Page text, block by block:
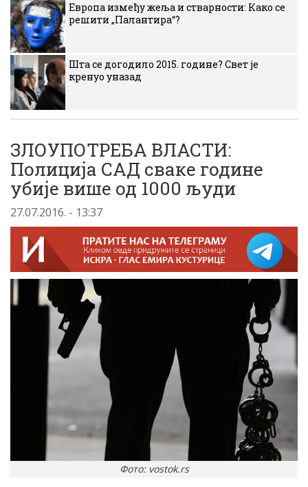
Европа између жеља и стварности: Како се
решити „Палантира“?
Шта се догодило 2015. године? Свет је
кренуо уназад
ЗЛОУПОТРЕБА ВЛАСТИ:
Полиција САД сваке године
убије више од 1000 људи
27.07.2016. - 13:37
Фото: vostok.rs